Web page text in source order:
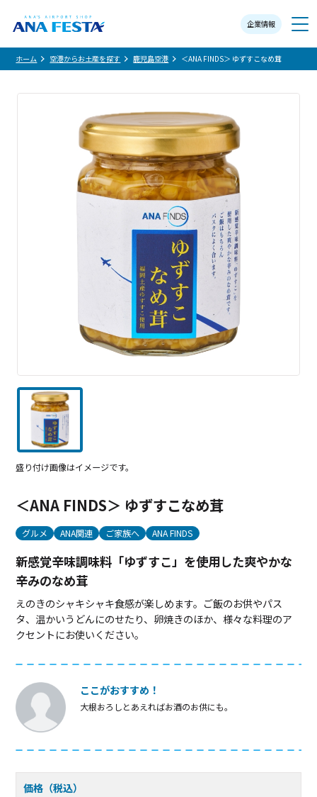
企業情報
メニュー
ホーム 空港からお土産を探す 鹿児島空港 ＜ANA FINDS＞ ゆずすこなめ茸
盛り付け画像はイメージです。
＜ANA FINDS＞ ゆずすこなめ茸
グルメ ANA関連 ご家族へ ANA FINDS
新感覚辛味調味料「ゆずすこ」を使用した爽やかな
辛みのなめ茸
えのきのシャキシャキ食感が楽しめます。ご飯のお供やパス
タ、温かいうどんにのせたり、卵焼きのほか、様々な料理のア
クセントにお使いください。
ここがおすすめ！
大根おろしとあえればお酒のお供にも。
価格（税込）